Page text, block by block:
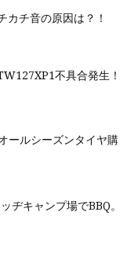
カチ音の原因は？！
不具合発生！
ールシーズンタイヤ購
ヂキャンプ場でBBQ。